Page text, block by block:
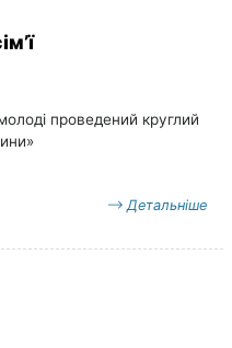
проведений круглий
Детальніше